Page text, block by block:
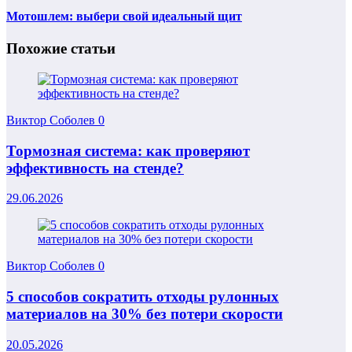
Мотошлем: выбери свой идеальный щит
Похожие статьи
Виктор Соболев 0
Тормозная система: как проверяют
эффективность на стенде?
29.06.2026
Виктор Соболев 0
5 способов сократить отходы рулонных
материалов на 30% без потери скорости
20.05.2026